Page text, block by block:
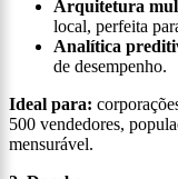
Arquitetura
local, perfeita
Analítica
de desempenho.
Ideal para:
500 vendedores,
mensurável.